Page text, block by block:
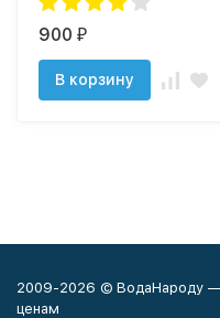
900 ₽
В корзину
2009-2026 © ВодаНароду —
ценам